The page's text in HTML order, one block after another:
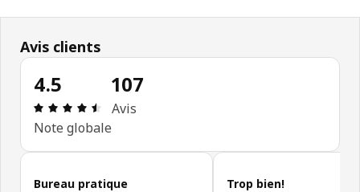
Avis clients
4.5
Avis: 4.5 sur 5 étoiles Nombre total d'avis: 107
Note globale
107
Avis
Ignorer les avis clients
Bureau pratique
Trop bien!